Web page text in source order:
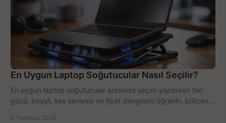
En Uygun Laptop Soğutucular Nasıl Seçilir?
En uygun laptop soğutucular arasında seçim yaparken fan
gücü, boyut, ses seviyesi ve fiyat dengesini öğrenin, bütçenizi
6 Temmuz 2026